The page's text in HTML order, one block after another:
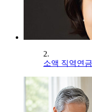
2.
소액 직역연